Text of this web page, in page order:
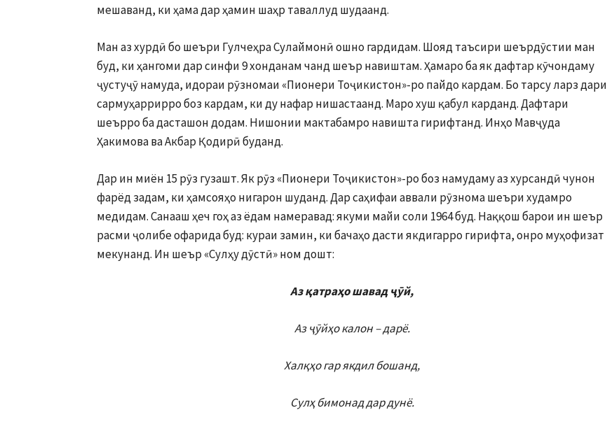
мешаванд, ки ҳама дар ҳамин шаҳр таваллуд шудаанд.
Ман аз хурдӣ бо шеъри Гулчеҳра Сулаймонӣ ошно гардидам. Шояд таъсири шеърдӯстии ман
буд, ки ҳангоми дар синфи 9 хонданам чанд шеър навиштам. Ҳамаро ба як дафтар кӯчондаму
ҷустуҷӯ намуда, идораи рӯзномаи «Пионери Тоҷикистон»-ро пайдо кардам. Бо тарсу ларз дари
сармуҳаррирро боз кардам, ки ду нафар нишастаанд. Маро хуш қабул карданд. Дафтари
шеърро ба дасташон додам. Нишонии мактабамро навишта гирифтанд. Инҳо Мавҷуда
Ҳакимова ва Акбар Қодирӣ буданд.
Дар ин миён 15 рӯз гузашт. Як рӯз «Пионери Тоҷикистон»-ро боз намудаму аз хурсандӣ чунон
фарёд задам, ки ҳамсояҳо нигарон шуданд. Дар саҳифаи аввали рӯзнома шеъри худамро
медидам. Санааш ҳеч гоҳ аз ёдам намеравад: якуми майи соли 1964 буд. Наққош барои ин шеър
расми ҷолибе офарида буд: кураи замин, ки бачаҳо дасти якдигарро гирифта, онро муҳофизат
мекунанд. Ин шеър «Сулҳу дӯстӣ» ном дошт:
Аз қатраҳо шавад ҷӯй,
Аз ҷӯйҳо калон – дарё.
Халқҳо гар якдил бошанд,
Сулҳ бимонад дар дунё.